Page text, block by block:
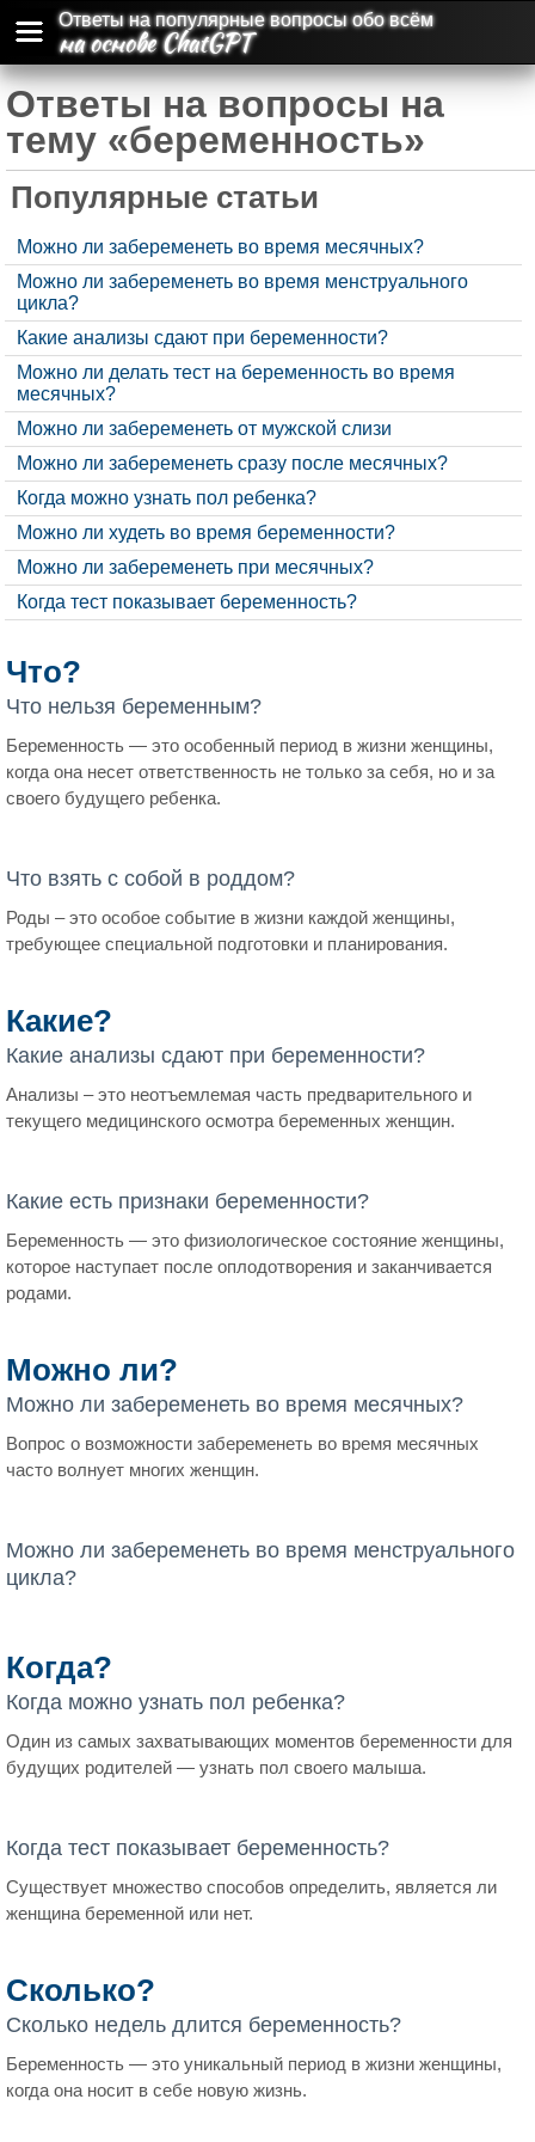
Ответы на популярные вопросы обо всём
на основе ChatGPT
Ответы на вопросы на
тему «беременность»
Популярные статьи
Можно ли забеременеть во время месячных?
Можно ли забеременеть во время менструального
цикла?
Какие анализы сдают при беременности?
Можно ли делать тест на беременность во время
месячных?
Можно ли забеременеть от мужской слизи
Можно ли забеременеть сразу после месячных?
Когда можно узнать пол ребенка?
Можно ли худеть во время беременности?
Можно ли забеременеть при месячных?
Когда тест показывает беременность?
Что?
Что нельзя беременным?
Беременность — это особенный период в жизни женщины,
когда она несет ответственность не только за себя, но и за
своего будущего ребенка.
Что взять с собой в роддом?
Роды – это особое событие в жизни каждой женщины,
требующее специальной подготовки и планирования.
Какие?
Какие анализы сдают при беременности?
Анализы – это неотъемлемая часть предварительного и
текущего медицинского осмотра беременных женщин.
Какие есть признаки беременности?
Беременность — это физиологическое состояние женщины,
которое наступает после оплодотворения и заканчивается
родами.
Можно ли?
Можно ли забеременеть во время месячных?
Вопрос о возможности забеременеть во время месячных
часто волнует многих женщин.
Можно ли забеременеть во время менструального
цикла?
Когда?
Когда можно узнать пол ребенка?
Один из самых захватывающих моментов беременности для
будущих родителей — узнать пол своего малыша.
Когда тест показывает беременность?
Существует множество способов определить, является ли
женщина беременной или нет.
Сколько?
Сколько недель длится беременность?
Беременность — это уникальный период в жизни женщины,
когда она носит в себе новую жизнь.